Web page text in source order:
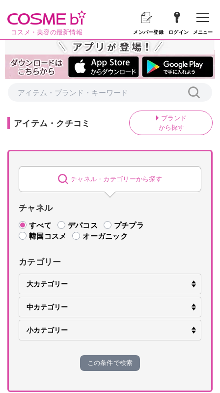
コスメ・美容の最新情報 メンバー登録 ログイン メニュー
アイテム・クチコミ
ブランド
から探す
チャネル・ カテゴリーから探す
チャネル
すべて デパコス
プチプラ
韓国コスメ
オーガニック
カテゴリー
この条件で検索